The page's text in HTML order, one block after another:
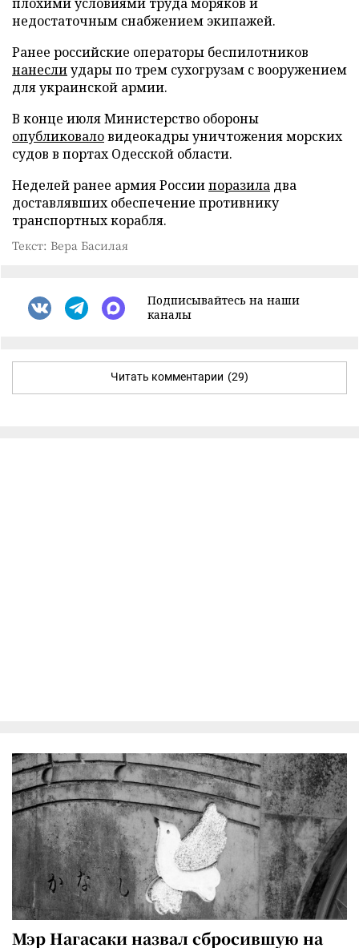
плохими условиями труда моряков и
недостаточным снабжением экипажей.
Ранее российские операторы беспилотников
нанеслиудары по трем сухогрузам с вооружением
для украинской армии.
В конце июля Министерство обороны
опубликоваловидеокадры уничтожения морских
судов в портах Одесской области.
Неделей ранее армия Россиипоразила два
доставлявших обеспечение противнику
транспортных корабля.
Текст: Вера Басилая
Подписывайтесь на наши
каналы
Читать комментарии (29)
Мэр Нагасаки назвал сбросившую на